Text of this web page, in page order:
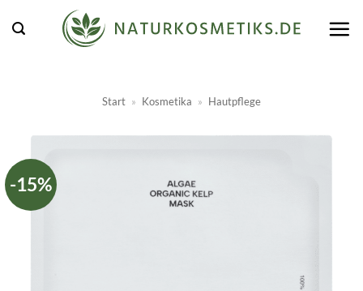
Inhalt
Start » Kosmetika » Hautpflege
-15%